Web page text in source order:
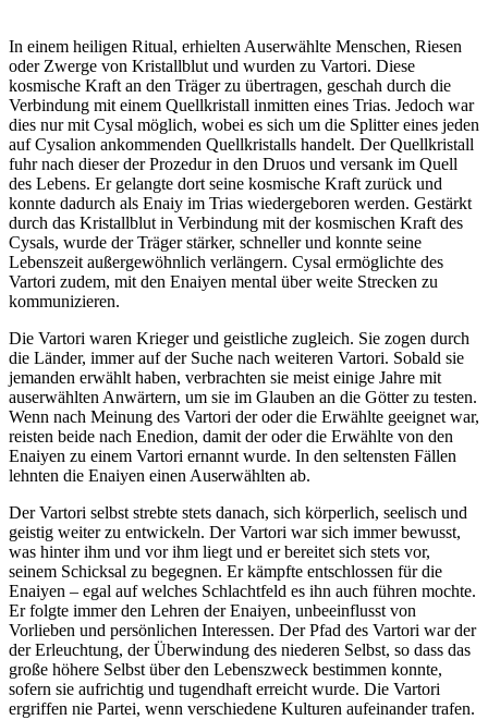
In einem heiligen Ritual, erhielten Auserwählte Menschen, Riesen
oder Zwerge von Kristallblut und wurden zu Vartori. Diese
kosmische Kraft an den Träger zu übertragen, geschah durch die
Verbindung mit einem Quellkristall inmitten eines Trias. Jedoch war
dies nur mit Cysal möglich, wobei es sich um die Splitter eines jeden
auf Cysalion ankommenden Quellkristalls handelt. Der Quellkristall
fuhr nach dieser der Prozedur in den Druos und versank im Quell
des Lebens. Er gelangte dort seine kosmische Kraft zurück und
konnte dadurch als Enaiy im Trias wiedergeboren werden. Gestärkt
durch das Kristallblut in Verbindung mit der kosmischen Kraft des
Cysals, wurde der Träger stärker, schneller und konnte seine
Lebenszeit außergewöhnlich verlängern. Cysal ermöglichte des
Vartori zudem, mit den Enaiyen mental über weite Strecken zu
kommunizieren.
Die Vartori waren Krieger und geistliche zugleich. Sie zogen durch
die Länder, immer auf der Suche nach weiteren Vartori. Sobald sie
jemanden erwählt haben, verbrachten sie meist einige Jahre mit
auserwählten Anwärtern, um sie im Glauben an die Götter zu testen.
Wenn nach Meinung des Vartori der oder die Erwählte geeignet war,
reisten beide nach Enedion, damit der oder die Erwählte von den
Enaiyen zu einem Vartori ernannt wurde. In den seltensten Fällen
lehnten die Enaiyen einen Auserwählten ab.
Der Vartori selbst strebte stets danach, sich körperlich, seelisch und
geistig weiter zu entwickeln. Der Vartori war sich immer bewusst,
was hinter ihm und vor ihm liegt und er bereitet sich stets vor,
seinem Schicksal zu begegnen. Er kämpfte entschlossen für die
Enaiyen – egal auf welches Schlachtfeld es ihn auch führen mochte.
Er folgte immer den Lehren der Enaiyen, unbeeinflusst von
Vorlieben und persönlichen Interessen. Der Pfad des Vartori war der
der Erleuchtung, der Überwindung des niederen Selbst, so dass das
große höhere Selbst über den Lebenszweck bestimmen konnte,
sofern sie aufrichtig und tugendhaft erreicht wurde. Die Vartori
ergriffen nie Partei, wenn verschiedene Kulturen aufeinander trafen.